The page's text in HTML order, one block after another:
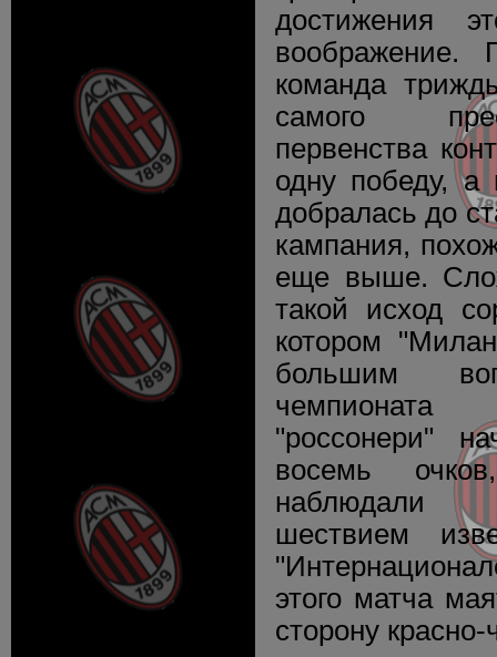
достижения
воображение.
команда
самого
первенства
одну победу,
добралась до
кампания,
еще выше.
такой исход
котором
большим
"россонери"
восемь
наблюдали
шествием
этого матча
сторону